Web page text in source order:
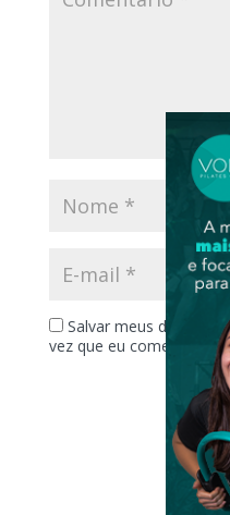
Salvar meus dados
vez que eu comentar.